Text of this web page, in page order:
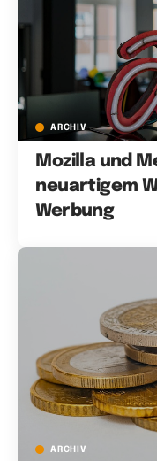
ARCHIV
Mozilla und
neuartigem
Werbung
ARCHIV